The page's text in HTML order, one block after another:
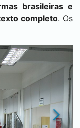
brasileiras e
completo. Os